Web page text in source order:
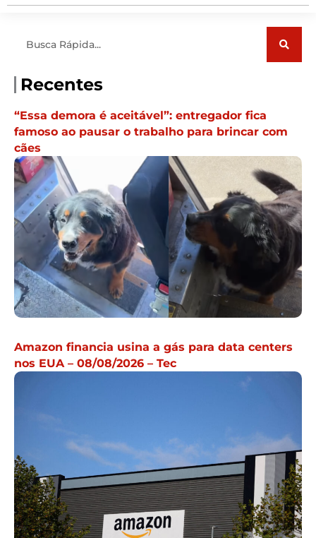
Recentes
“Essa demora é aceitável”: entregador fica
famoso ao pausar o trabalho para brincar com
cães
Amazon financia usina a gás para data centers
nos EUA – 08/08/2026 – Tec